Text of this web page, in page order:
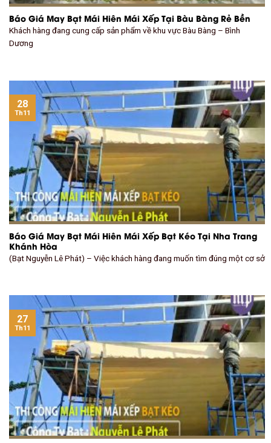
Báo Giá May Bạt Mái Hiên Mái Xếp Tại Bàu Bàng Rẻ Bền
Khách hàng đang cung cấp sản phẩm về khu vực Bàu Bàng – Bình
Dương
Báo Giá May Bạt Mái Hiên Mái Xếp Bạt Kéo Tại Nha Trang
Khánh Hòa
(Bạt Nguyễn Lê Phát) – Việc khách hàng đang muốn tìm đúng một cơ sở
28
Th11
27
Th11